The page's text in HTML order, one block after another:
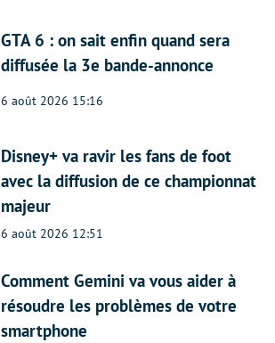
GTA 6 : on sait enfin quand sera
diffusée la 3e bande-annonce
6 août 2026 15:16
Disney+ va ravir les fans de foot
avec la diffusion de ce championnat
majeur
6 août 2026 12:51
Comment Gemini va vous aider à
résoudre les problèmes de votre
smartphone